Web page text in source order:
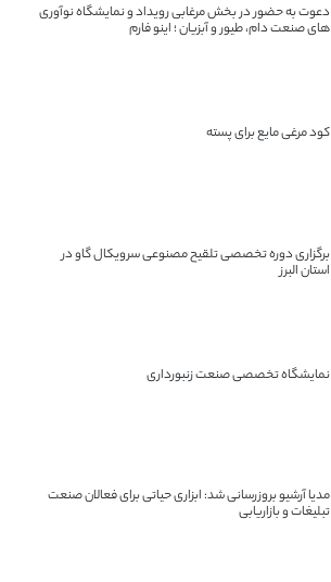
دعوت به حضور در بخش مرغابی رویداد و نمایشگاه نوآوری
های صنعت دام، طیور و آبزیان ؛ اینو فارم
کود مرغی مایع برای پسته
برگزاری دوره تخصصی تلقیح مصنوعی سرویکال گاو در
استان البرز
نمایشگاه تخصصی صنعت زنبورداری
مدیا آرشیو بروزرسانی شد: ابزاری حیاتی برای فعالان صنعت
تبلیغات و بازاریابی